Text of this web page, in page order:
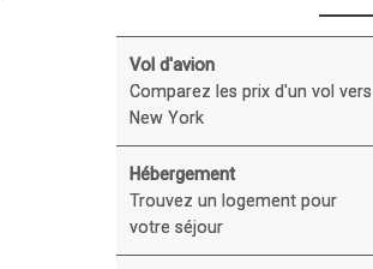
Vol d'avion
Comparez les prix d'un vol vers
New York
Hébergement
Trouvez un logement pour
votre séjour